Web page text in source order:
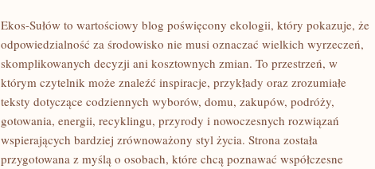
Ekos-Sułów to wartościowy blog poświęcony ekologii, który pokazuje, że
odpowiedzialność za środowisko nie musi oznaczać wielkich wyrzeczeń,
skomplikowanych decyzji ani kosztownych zmian. To przestrzeń, w
którym czytelnik może znaleźć inspiracje, przykłady oraz zrozumiałe
teksty dotyczące codziennych wyborów, domu, zakupów, podróży,
gotowania, energii, recyklingu, przyrody i nowoczesnych rozwiązań
wspierających bardziej zrównoważony styl życia. Strona została
przygotowana z myślą o osobach, które chcą poznawać współczesne